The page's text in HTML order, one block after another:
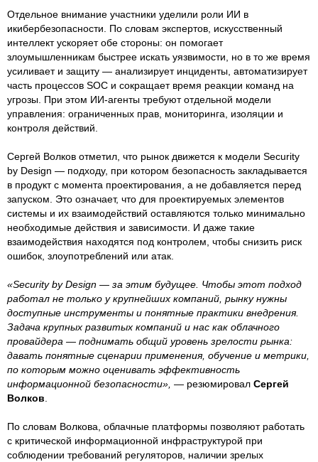
Отдельное внимание участники уделили роли ИИ в
икибербезопасности. По словам экспертов, искусственный
интеллект ускоряет обе стороны: он помогает
злоумышленникам быстрее искать уязвимости, но в то же время
усиливает и защиту — анализирует инциденты, автоматизирует
часть процессов SOC и сокращает время реакции команд на
угрозы. При этом ИИ-агенты требуют отдельной модели
управления: ограниченных прав, мониторинга, изоляции и
контроля действий.
Сергей Волков отметил, что рынок движется к модели Security
by Design — подходу, при котором безопасность закладывается
в продукт с момента проектирования, а не добавляется перед
запуском. Это означает, что для проектируемых элементов
системы и их взаимодействий оставляются только минимально
необходимые действия и зависимости. И даже такие
взаимодействия находятся под контролем, чтобы снизить риск
ошибок, злоупотреблений или атак.
«Security by Design — за этим будущее. Чтобы этот подход
работал не только у крупнейших компаний, рынку нужны
доступные инструменты и понятные практики внедрения.
Задача крупных развитых компаний и нас как облачного
провайдера — поднимать общий уровень зрелости рынка:
давать понятные сценарии применения, обучение и метрики,
по которым можно оценивать эффективность
информационной безопасности», — резюмировал Сергей
Волков
По словам Волкова, облачные платформы позволяют работать
с критической информационной инфраструктурой при
соблюдении требований регуляторов, наличии зрелых